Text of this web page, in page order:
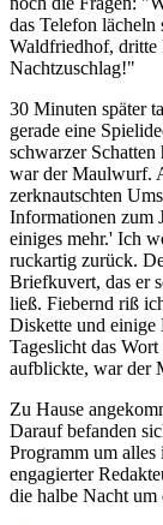
das Telefon lächeln
Waldfriedhof, dritte
Nachtzuschlag!"
30 Minuten später
gerade eine
schwarzer
war der Maulwurf.
zerknautschten
Informationen zum
einiges mehr.' Ich
ruckartig zurück.
Briefkuvert, das er
ließ. Fiebernd riß
Diskette und einige
Tageslicht das
aufblickte, war der
Zu Hause
Darauf befanden
Programm um alles
engagierter
die halbe Nacht um